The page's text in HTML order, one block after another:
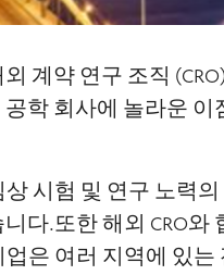
계약 연구 조직
학 회사에 놀라운
시험 및 연구 노력
다.또한 해외 CRO
은 여러 지역에 있